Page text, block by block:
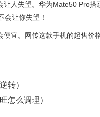
人失望。华为Mate50 Pro
会让你失望！
宜。网传这款手机的起售价
转）
怎么调理）